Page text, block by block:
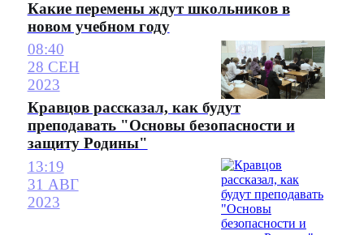
Какие перемены ждут школьников в
новом учебном году
08:40
28 СЕН
2023
Кравцов рассказал, как будут
преподавать "Основы безопасности и
защиту Родины"
13:19
31 АВГ
2023